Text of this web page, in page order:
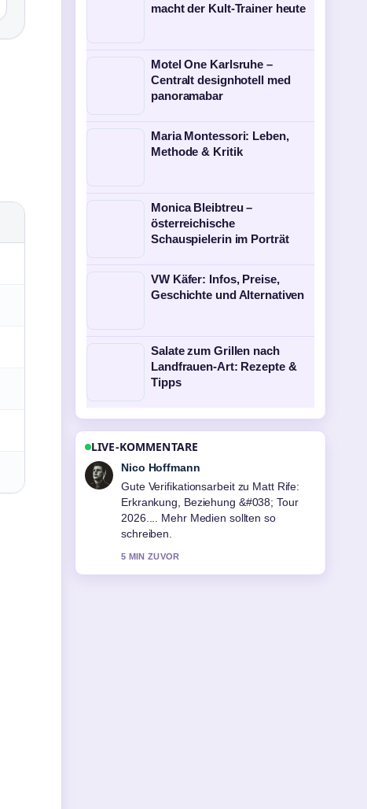
macht der Kult-Trainer heute
Motel One Karlsruhe –
Centralt designhotell med
panoramabar
Maria Montessori: Leben,
Methode & Kritik
Monica Bleibtreu –
österreichische
Schauspielerin im Porträt
VW Käfer: Infos, Preise,
Geschichte und Alternativen
Salate zum Grillen nach
Landfrauen-Art: Rezepte &
Tipps
LIVE-KOMMENTARE
Hannah Weber
Starke Einordnung zu Jette Nietzard:
Ex-Chefin der Grünen Jugend im....
Das ist die klarste Zusammenfassung,
die ich heute gesehen habe.
7 MIN ZUVOR